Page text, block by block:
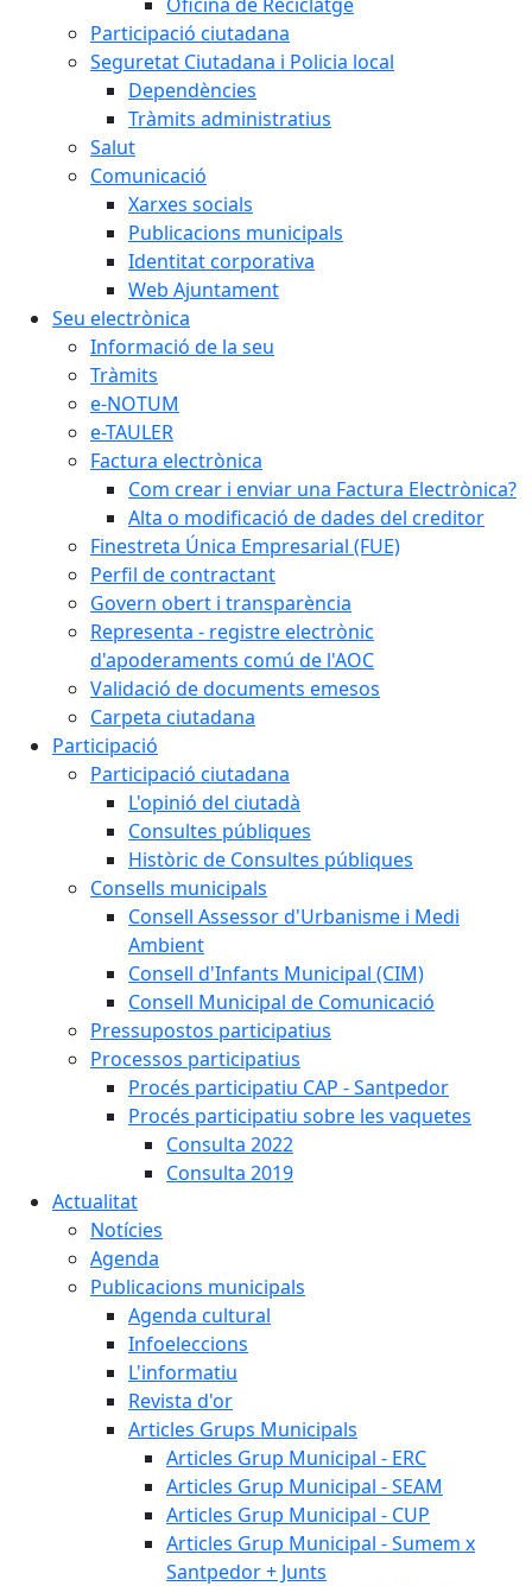
Participació ciutadana
Seguretat Ciutadana i Policia local
Dependències
Tràmits administratius
Salut
Comunicació
Xarxes socials
Publicacions municipals
Identitat corporativa
Web Ajuntament
Seu electrònica
Informació de la seu
Tràmits
e-NOTUM
e-TAULER
Factura electrònica
Com crear i enviar una Factura Electrònica?
Alta o modificació de dades del creditor
Finestreta Única Empresarial (FUE)
Perfil de contractant
Govern obert i transparència
Representa - registre electrònic
d'apoderaments comú de l'AOC
Validació de documents emesos
Carpeta ciutadana
Participació
Participació ciutadana
L'opinió del ciutadà
Consultes públiques
Històric de Consultes públiques
Consells municipals
Consell Assessor d'Urbanisme i Medi
Ambient
Consell d'Infants Municipal (CIM)
Consell Municipal de Comunicació
Pressupostos participatius
Processos participatius
Procés participatiu CAP - Santpedor
Procés participatiu sobre les vaquetes
Consulta 2022
Consulta 2019
Actualitat
Notícies
Agenda
Publicacions municipals
Agenda cultural
Infoeleccions
L'informatiu
Revista d'or
Articles Grups Municipals
Articles Grup Municipal - ERC
Articles Grup Municipal - SEAM
Articles Grup Municipal - CUP
Articles Grup Municipal - Sumem x
Santpedor + Junts